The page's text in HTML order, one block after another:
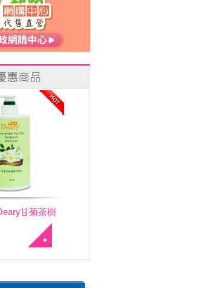
甘菊茶樹